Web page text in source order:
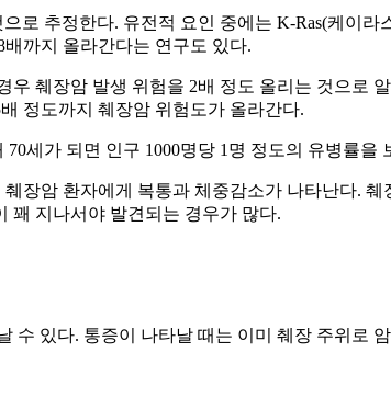
추정한다. 유전적 요인 중에는 K-Ras(케이라
까지 올라간다는 연구도 있다.
췌장암 발생 위험을 2배 정도 올리는 것으로
정도까지 췌장암 위험도가 올라간다.
세가 되면 인구 1000명당 1명 정도의 유병률을
장암 환자에게 복통과 체중감소가 나타난다.
꽤 지나서야 발견되는 경우가 많다.
있다. 통증이 나타날 때는 이미 췌장 주위로